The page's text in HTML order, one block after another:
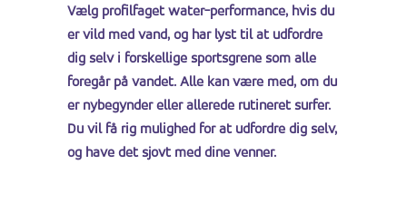
Vælg profilfaget water-performance, hvis du
er vild med vand, og har lyst til at udfordre
dig selv i forskellige sportsgrene som alle
foregår på vandet. Alle kan være med, om du
er nybegynder eller allerede rutineret surfer.
Du vil få rig mulighed for at udfordre dig selv,
og have det sjovt med dine venner.